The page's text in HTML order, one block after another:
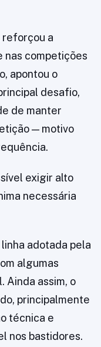
reforçou a
nas competições
apontou o
desafio,
de manter
— motivo
exigir alto
necessária
adotada pela
algumas
Ainda assim, o
principalmente
técnica e
nos bastidores.